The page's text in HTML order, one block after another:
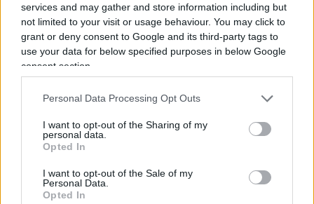
services and may gather and store information including but
not limited to your visit or usage behaviour. You may click to
grant or deny consent to Google and its third-party tags to
use your data for below specified purposes in below Google
consent section.
Personal Data Processing Opt Outs
I want to opt-out of the Sharing of my
personal data.
Opted In
I want to opt-out of the Sale of my
Personal Data.
Opted In
#GIUSTIZIA #MALGIUSTIZIA
#MATTEO SALVINI
#REFERENDUM
PAGINA
PRECEDENTE
Pagina
108